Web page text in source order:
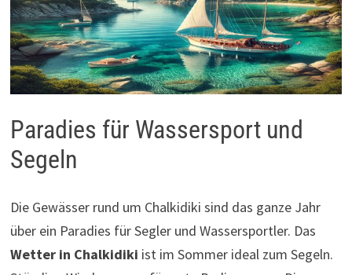
Paradies für Wassersport und
Segeln
Die Gewässer rund um Chalkidiki sind das ganze Jahr
über ein Paradies für Segler und Wassersportler. Das
Wetter in Chalkidiki ist im Sommer ideal zum Segeln.